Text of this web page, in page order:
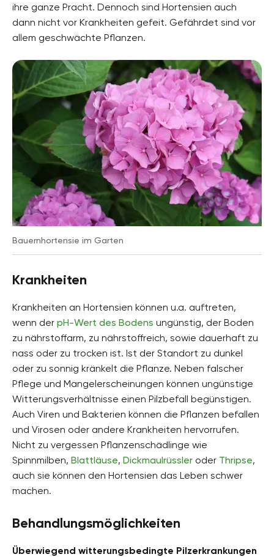
ihre ganze Pracht. Dennoch sind Hortensien auch
dann nicht vor Krankheiten gefeit. Gefährdet sind vor
allem geschwächte Pflanzen.
Bauernhortensie im Garten
Krankheiten
Krankheiten an Hortensien können u.a. auftreten,
wenn der pH-Wert des Bodens ungünstig, der Boden
zu nährstoffarm, zu nährstoffreich, sowie dauerhaft zu
nass oder zu trocken ist. Ist der Standort zu dunkel
oder zu sonnig kränkelt die Pflanze. Neben falscher
Pflege und Mangelerscheinungen können ungünstige
Witterungsverhältnisse einen Pilzbefall begünstigen.
Auch Viren und Bakterien können die Pflanzen befallen
und Virosen oder andere Krankheiten hervorrufen.
Nicht zu vergessen Pflanzenschädlinge wie
Spinnmilben, Blattläuse, Dickmaulrüssler oder Thripse,
auch sie können den Hortensien das Leben schwer
machen.
Behandlungsmöglichkeiten
Überwiegend witterungsbedingte Pilzerkrankungen